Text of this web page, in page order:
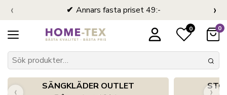
Annars fasta priset 49:-
‹ ›
0 0
SÄNGKLÄDER OUTLET
‹ ›